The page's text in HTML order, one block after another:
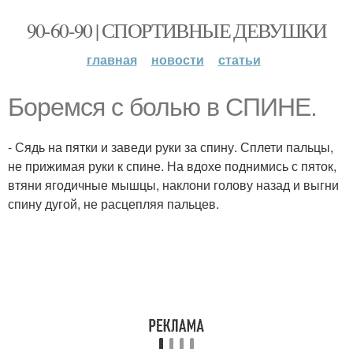
90-60-90 | СПОРТИВНЫЕ ДЕВУШКИ
главная новости статьи
Боремся с болью в СПИНЕ.
- Сядь на пятки и заведи руки за спину. Сплети пальцы,
не прижимая руки к спине. На вдохе поднимись с пяток,
втяни ягодичные мышцы, наклони голову назад и выгни
спину дугой, не расцепляя пальцев.